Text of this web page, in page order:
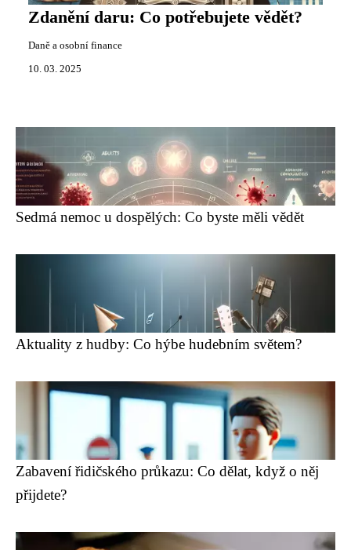
Zdanění daru: Co potřebujete vědět?
Daně a osobní finance
10. 03. 2025
Sedmá nemoc u dospělých: Co byste měli vědět
Aktuality z hudby: Co hýbe hudebním světem?
Zabavení řidičského průkazu: Co dělat, když o něj
přijdete?